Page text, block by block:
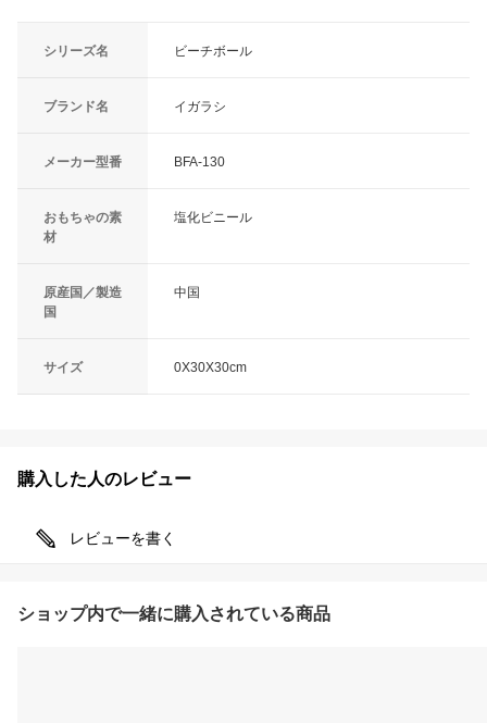
シリーズ名 ビーチボール
ブランド名 イガラシ
メーカー型番 BFA-130
おもちゃの素
材
塩化ビニール
原産国／製造
国
中国
サイズ 0X30X30cm
購入した人のレビュー
レビューを書く
ショップ内で一緒に購入されている商品